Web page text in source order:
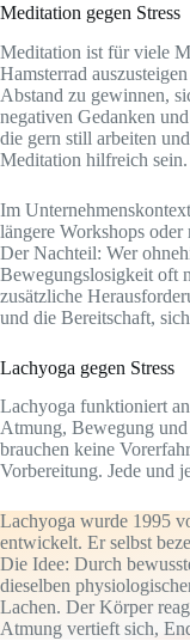
Meditation gegen Stress
Meditation ist für viele
Hamsterrad
Abstand zu gewinnen,
negativen Gedanken
die gern still arbeiten
Meditation hilfreich sein.
Im
längere Workshops oder
Der Nachteil: Wer
Bewegungslosigkeit oft
zusätzliche
und die Bereitschaft,
Lachyoga gegen Stress
Lachyoga funktioniert
Atmung, Bewegung
brauchen keine
Vorbereitung. Jede und
Lachyoga wurde 1995
entwickelt. Er selbst
Die Idee: Durch
dieselben
Lachen. Der Körper
Atmung vertieft sich,